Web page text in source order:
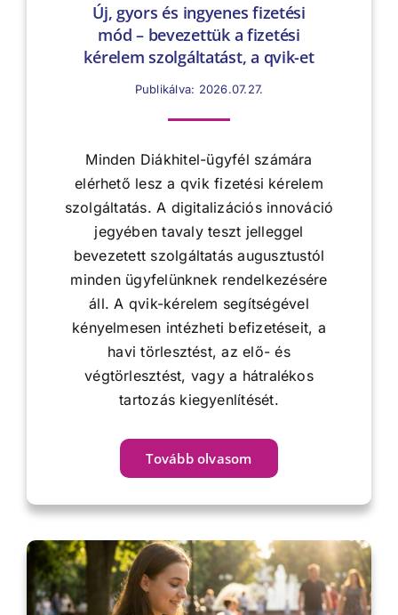
Új, gyors és ingyenes fizetési
mód – bevezettük a fizetési
kérelem szolgáltatást, a qvik-et
Publikálva: 2026.07.27.
Minden Diákhitel-ügyfél számára
elérhető lesz a qvik fizetési kérelem
szolgáltatás. A digitalizációs innováció
jegyében tavaly teszt jelleggel
bevezetett szolgáltatás augusztustól
minden ügyfelünknek rendelkezésére
áll. A qvik-kérelem segítségével
kényelmesen intézheti befizetéseit, a
havi törlesztést, az elő- és
végtörlesztést, vagy a hátralékos
tartozás kiegyenlítését.
Tovább olvasom